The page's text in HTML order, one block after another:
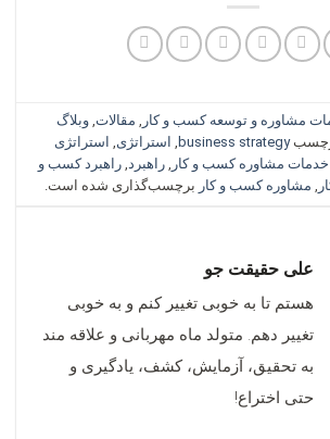
مشاوره و توسعه کسب و کار , مقالات,وبلاگ
business strategy
, استراتژی, استراتژی
خدمات مشاوره کسب و کار ,راهبرد,راهبرد کسب و
, مشاوره کسب و کار برچسب‌گذاری شده است.
علی حقیقت جو
هستم تا به خوبی تغییر کنم و به خوبی
تغییر دهم. متولد ماه مهربانی و علاقه مند
به تحقیق، آزمایش، کشف، یادگیری و
حتی اختراع!